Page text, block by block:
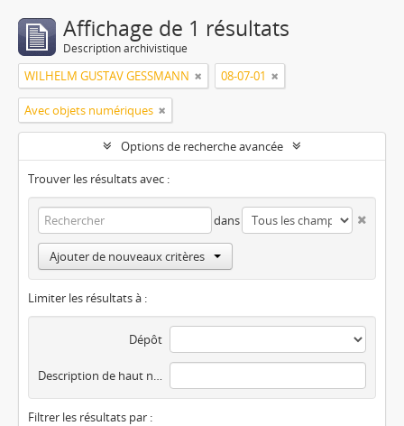
Affichage de 1 résultats
Description archivistique
WILHELM GUSTAV GESSMANN 08-07-01
Avec objets numériques
Options de recherche avancée
Trouver les résultats avec :
dans
Ajouter de nouveaux critères
Limiter les résultats à :
Dépôt
Description de haut niveau
Filtrer les résultats par :